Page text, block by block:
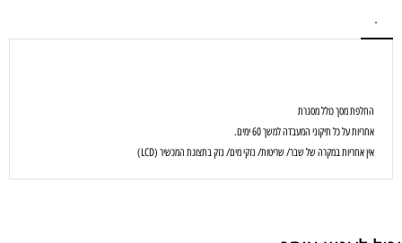
.
החלפת מסך כולל מסגרת
אחריות על כל תיקוני המעבדה למשך 60 ימים.
אין אחריות במקרה של שבר/ שריטות/ נזקי מים/ נזק בתצוגת המכשיר (LCD)